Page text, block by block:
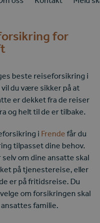
for
beste reiseforsikring i
du være sikker på at
er dekket fra de reiser
og helt til de er tilbake.
i Frende får du
tilpasset dine behov.
selv om dine ansatte skal
på tjenestereise, eller
er på fritidsreise. Du
om forsikringen skal
familie.